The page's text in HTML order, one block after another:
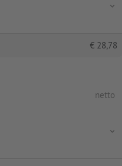
€ 28,78
netto